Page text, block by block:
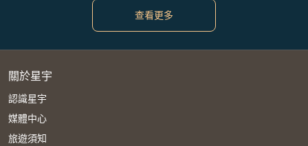
查看更多
關於星宇
認識星宇
媒體中心
旅遊須知